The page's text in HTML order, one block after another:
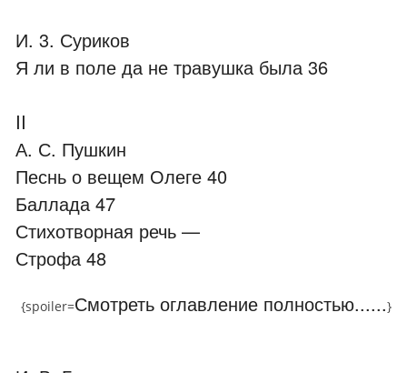
И. 3. Суриков
Я ли в поле да не травушка была 36
II
А. С. Пушкин
Песнь о вещем Олеге 40
Баллада 47
Стихотворная речь —
Строфа 48
{spoiler=Смотреть оглавление полностью......}